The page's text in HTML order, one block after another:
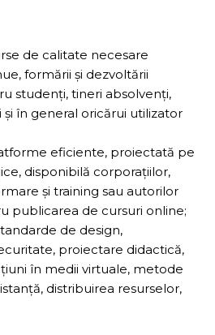
de calitate necesare
formării şi dezvoltării
studenţi, tineri absolvenţi,
în general oricărui utilizator
eficiente, proiectată pe
disponibilă corporaţiilor,
şi training sau autorilor
publicarea de cursuri online;
de design,
proiectare didactică,
în medii virtuale, metode
distribuirea resurselor,